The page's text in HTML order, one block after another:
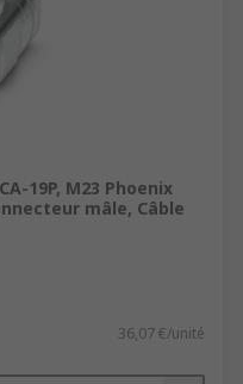
19P, M23 Phoenix
mâle, Câble
36,07 €/unité